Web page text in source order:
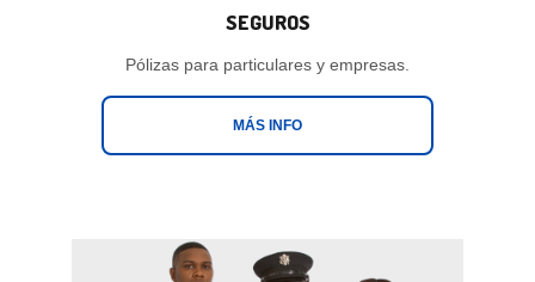
SEGUROS
Pólizas para particulares y empresas.
MÁS INFO